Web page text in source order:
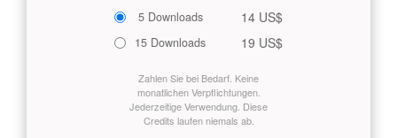
5 Downloads 14 US$
15 Downloads 19 US$
Zahlen Sie bei Bedarf. Keine
monatlichen Verpflichtungen.
Jederzeitige Verwendung. Diese
Credits laufen niemals ab.